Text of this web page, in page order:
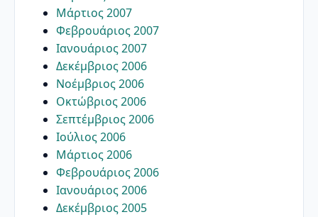
Μάρτιος 2007
Φεβρουάριος 2007
Ιανουάριος 2007
Δεκέμβριος 2006
Νοέμβριος 2006
Οκτώβριος 2006
Σεπτέμβριος 2006
Ιούλιος 2006
Μάρτιος 2006
Φεβρουάριος 2006
Ιανουάριος 2006
Δεκέμβριος 2005